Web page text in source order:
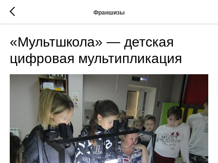
Франшизы
«Мультшкола» — детская
цифровая мультипликация